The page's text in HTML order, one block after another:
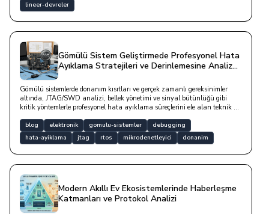
lineer-devreler
Gömülü Sistem Geliştirmede Profesyonel Hata
Ayıklama Stratejileri ve Derinlemesine Analiz
Gömülü sistemlerde donanım kısıtları ve gerçek zamanlı gereksinimler
altında, JTAG/SWD analizi, bellek yönetimi ve sinyal bütünlüğü gibi
kritik yöntemlerle profesyonel hata ayıklama süreçlerini ele alan teknik bir
blog elektronik gomulu-sistemler
debugging
hata-ayiklama
jtag rtos mikrodenetleyici donanim
Modern Akıllı Ev Ekosistemlerinde Haberleşme
Katmanları ve Protokol Analizi